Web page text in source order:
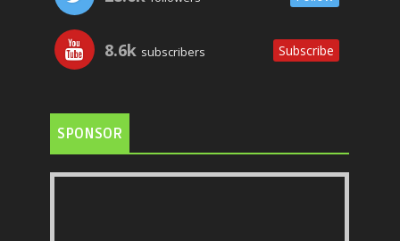
8.6k subscribers Subscribe
SPONSOR